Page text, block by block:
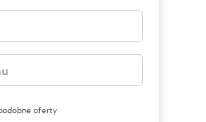
oferty